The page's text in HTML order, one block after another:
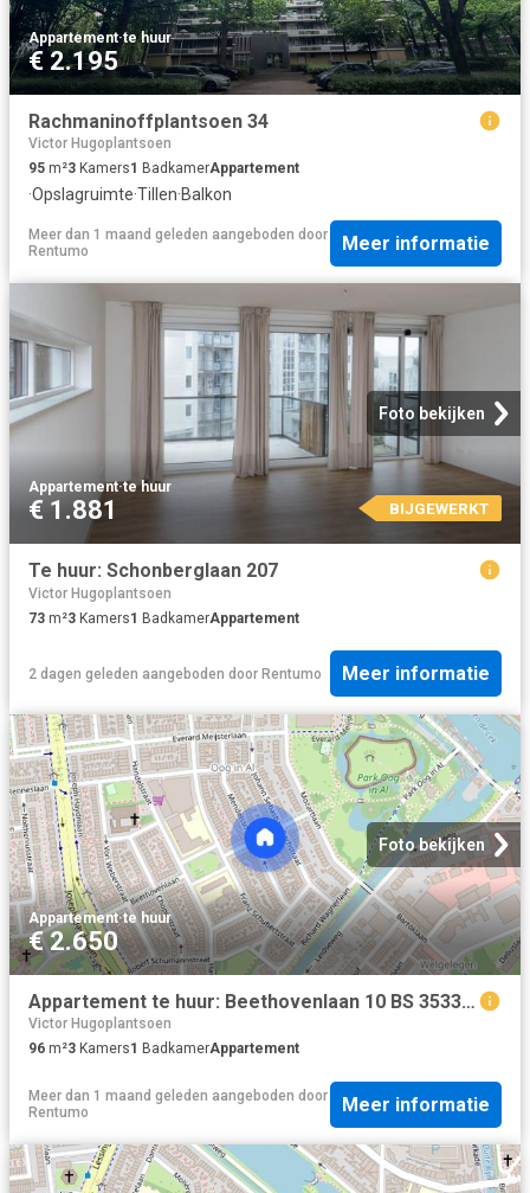
Appartement·te huur
€ 2.195
Rachmaninoffplantsoen 34
Victor Hugoplantsoen
95 m²3 Kamers1 BadkamerAppartement
·Opslagruimte·Tillen·Balkon
Meer dan 1 maand geleden aangeboden door
Rentumo
Meer informatie
Foto bekijken
Appartement·te huur
€ 1.881 BIJGEWERKT
Te huur: Schonberglaan 207
Victor Hugoplantsoen
73 m²3 Kamers1 BadkamerAppartement
2 dagen geleden aangeboden door Rentumo Meer informatie
Foto bekijken
Appartement·te huur
€ 2.650
Appartement te huur: Beethovenlaan 10 BS 3533 ET Utrecht
Victor Hugoplantsoen
96 m²3 Kamers1 BadkamerAppartement
Meer dan 1 maand geleden aangeboden door
Rentumo
Meer informatie